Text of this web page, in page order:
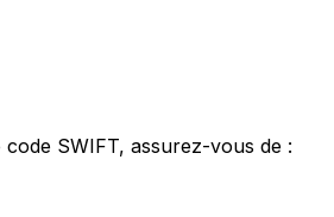
SWIFT, assurez-vous de :